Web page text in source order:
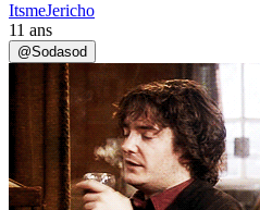
ItsmeJericho
11 ans
@Sodasod